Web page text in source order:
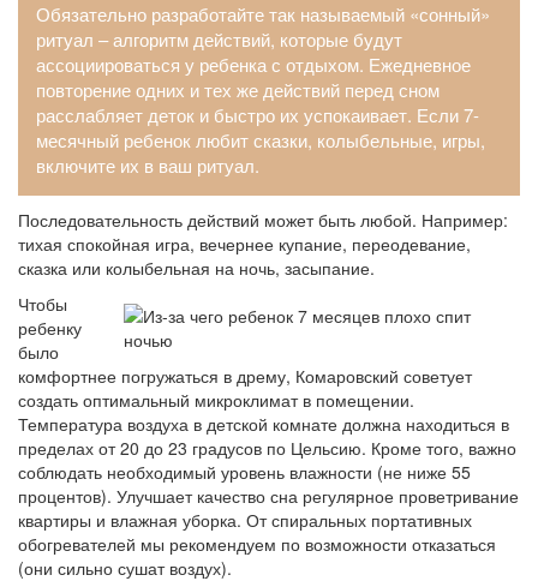
Обязательно разработайте так называемый «сонный»
ритуал – алгоритм действий, которые будут
ассоциироваться у ребенка с отдыхом. Ежедневное
повторение одних и тех же действий перед сном
расслабляет деток и быстро их успокаивает. Если 7-
месячный ребенок любит сказки, колыбельные, игры,
включите их в ваш ритуал.
Последовательность действий может быть любой. Например:
тихая спокойная игра, вечернее купание, переодевание,
сказка или колыбельная на ночь, засыпание.
Чтобы
ребенку
было
комфортнее погружаться в дрему, Комаровский советует
создать оптимальный микроклимат в помещении.
Температура воздуха в детской комнате должна находиться в
пределах от 20 до 23 градусов по Цельсию. Кроме того, важно
соблюдать необходимый уровень влажности (не ниже 55
процентов). Улучшает качество сна регулярное проветривание
квартиры и влажная уборка. От спиральных портативных
обогревателей мы рекомендуем по возможности отказаться
(они сильно сушат воздух).